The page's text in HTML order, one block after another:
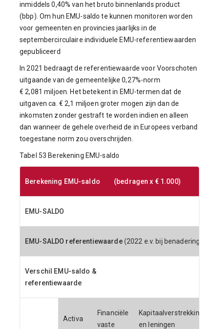
inmiddels 0,40% van het bruto binnenlands product
(bbp). Om hun EMU-saldo te kunnen monitoren worden
voor gemeenten en provincies jaarlijks in de
septembercirculaire individuele EMU-referentiewaarden
gepubliceerd
In 2021 bedraagt de referentiewaarde voor Voorschoten
uitgaande van de gemeentelijke 0,27%-norm
€ 2,081 miljoen. Het betekent in EMU-termen dat de
uitgaven ca. € 2,1 miljoen groter mogen zijn dan de
inkomsten zonder gestraft te worden indien en alleen
dan wanneer de gehele overheid de in Europees verband
toegestane norm zou overschrijden.
Tabel 53 Berekening EMU-saldo
Berekening EMU-saldo (bedragen x € 1.000)
EMU-SALDO
EMU-SALDO referentiewaarde (2022 e.v. bij benadering)
Verschil EMU-saldo &
referentiewaarde
Activa
Financiële
vaste
Kapitaalverstrekkingen
en leningen